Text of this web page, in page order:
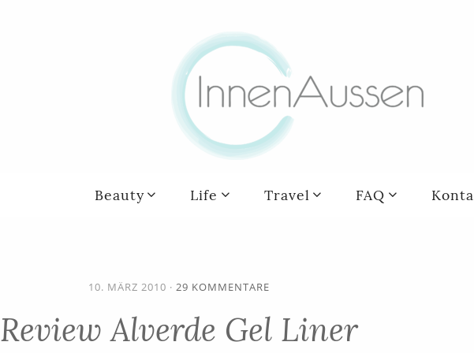
Beauty Life Travel FAQ
10. MÄRZ 2010 · 29 KOMMENTARE
Review Alverde Gel Liner